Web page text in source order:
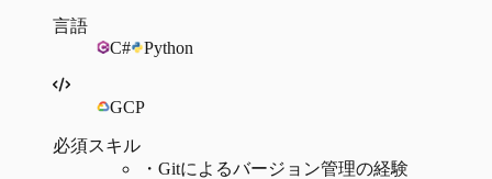
言語
C#
Python
GCP
必須スキル
・ Gitによるバージョン管理の経験